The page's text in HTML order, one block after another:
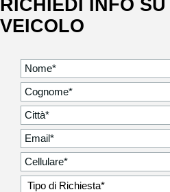
RICHIEDI INFO
VEICOLO